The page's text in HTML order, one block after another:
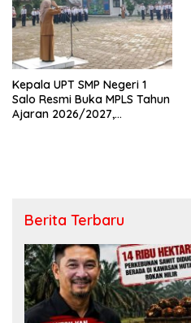
Kepala UPT SMP Negeri 1
Salo Resmi Buka MPLS Tahun
Ajaran 2026/2027,
Berita Terbaru